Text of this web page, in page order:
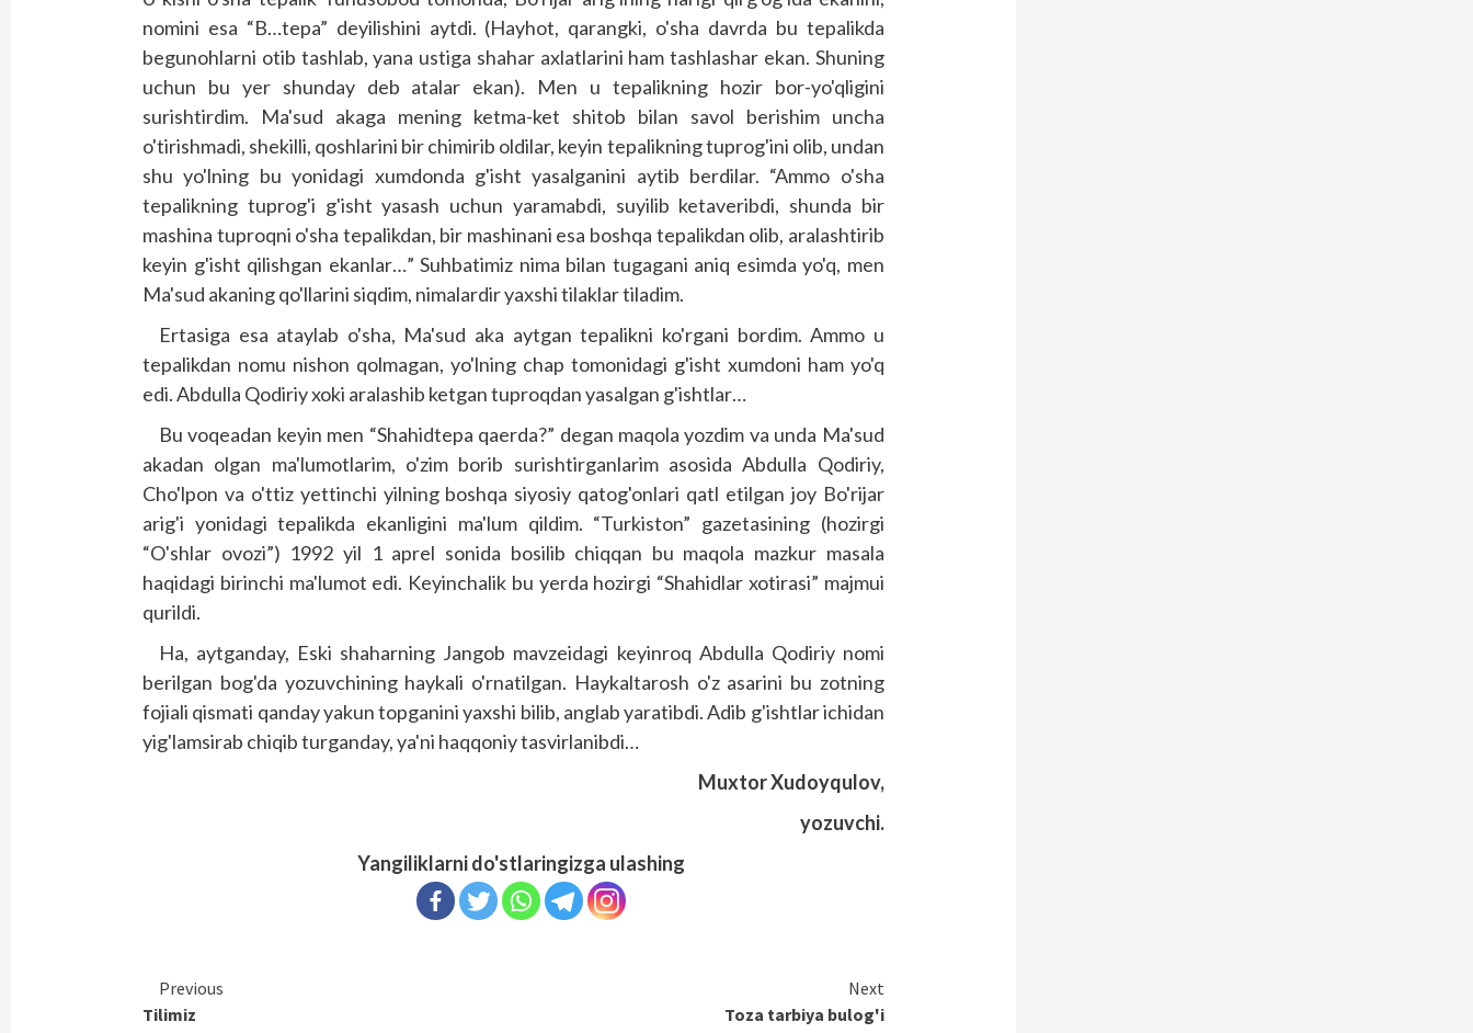
nomini esa “B…tepa” deyilishini aytdi. (Hayhot, qarangki, o'sha davrda bu tepalikda
begunohlarni otib tashlab, yana ustiga shahar axlatlarini ham tashlashar ekan. Shuning
uchun bu yer shunday deb atalar ekan). Men u tepalikning hozir bor-yo'qligini
surishtirdim. Ma'sud akaga mening ketma-ket shitob bilan savol berishim uncha
o'tirishmadi, shekilli, qoshlarini bir chimirib oldilar, keyin tepalikning tuprog'ini olib, undan
shu yo'lning bu yonidagi xumdonda g'isht yasalganini aytib berdilar. “Ammo o'sha
tepalikning tuprog'i g'isht yasash uchun yaramabdi, suyilib ketaveribdi, shunda bir
mashina tuproqni o'sha tepalikdan, bir mashinani esa bosh­qa tepalikdan olib, aralashtirib
keyin g'isht qilishgan ekanlar…” Suhbatimiz nima bilan tugagani aniq esimda yo'q, men
Ma'sud akaning qo'llarini siqdim, nimalardir yaxshi tilaklar tiladim.
Ertasiga esa ataylab o'sha, Ma'sud aka aytgan tepalikni ko'rgani bordim. Ammo u
tepalikdan nomu nishon qolmagan, yo'lning chap tomonidagi g'isht xumdoni ham yo'q
edi. Abdulla Qodiriy xoki aralashib ketgan tuproqdan yasalgan g'ishtlar…
Bu voqeadan keyin men “Shahidtepa qaerda?” degan maqola yozdim va unda Ma'sud
akadan olgan ma'lumotlarim, o'zim borib surishtirganlarim asosida Abdulla Qodiriy,
Cho'lpon va o'ttiz yettinchi yilning bosh­qa siyosiy qatog'onlari qatl etilgan joy Bo'rijar
arig'i yonidagi tepalikda ekanligini ma'lum qildim. “Turkiston” gazetasining (hozirgi
“O'shlar ovozi”) 1992 yil 1 aprel sonida bosilib chiqqan bu maqola mazkur masala
haqidagi birinchi ma'lumot edi. Keyinchalik bu yerda hozirgi “Shahidlar xotirasi” majmui
qurildi.
Ha, aytganday, Eski shaharning Jangob mavzeidagi keyinroq Abdulla Qodiriy nomi
berilgan bog'da yozuvchining haykali o'rnatilgan. Haykaltarosh o'z asarini bu zotning
fojiali qismati qanday yakun topganini yaxshi bilib, anglab yaratibdi. Adib g'ishtlar ichidan
yig'lamsirab chiqib turganday, ya'ni haqqoniy tasvirlanibdi…
Muxtor Xudoyqulov,
yozuvchi.
Yangiliklarni do'stlaringizga ulashing
Continue
Previous
Tilimiz
Next
Toza tarbiya bulog'i